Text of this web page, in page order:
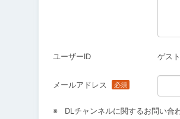
ユーザーID ゲスト
メールアドレス
DLチャンネルに関するお問い合